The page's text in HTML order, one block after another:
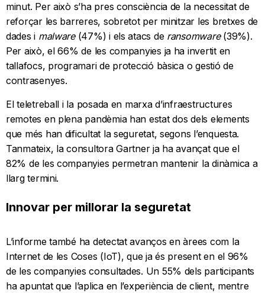
minut. Per això s’ha pres consciència de la necessitat de
reforçar les barreres, sobretot per minitzar les bretxes de
dades i malware(47%) i els atacs de ransomware(39%).
Per això, el 66% de les companyies ja ha invertit en
tallafocs, programari de protecció bàsica o gestió de
contrasenyes.
El teletreball i la posada en marxa d’infraestructures
remotes en plena pandèmia han estat dos dels elements
que més han dificultat la seguretat, segons l’enquesta.
Tanmateix, la consultora Gartner ja ha avançat que el
82% de les companyies permetran mantenir la dinàmica a
llarg termini.
Innovar per millorar la seguretat
L’informe també ha detectat avanços en àrees com la
Internet de les Coses (IoT), que ja és present en el 96%
de les companyies consultades. Un 55% dels participants
ha apuntat que l’aplica en l’experiència de client, mentre